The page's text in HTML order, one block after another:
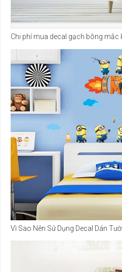
Chi phí mua decal gạch bông mắc
Vì Sao Nên Sử Dụng Decal Dán